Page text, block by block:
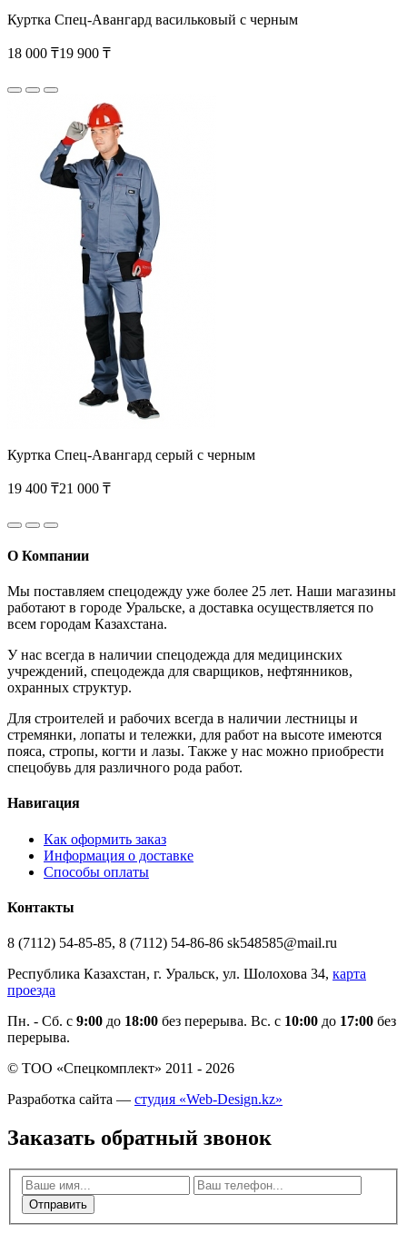
Куртка Спец-Авангард васильковый с черным
18 000 ₸19 900 ₸
Куртка Спец-Авангард серый с черным
19 400 ₸21 000 ₸
О Компании
Мы поставляем спецодежду уже более 25 лет. Наши магазины
работают в городе Уральске, а доставка осуществляется по
всем городам Казахстана.
У нас всегда в наличии спецодежда для медицинских
учреждений, спецодежда для сварщиков, нефтянников,
охранных структур.
Для строителей и рабочих всегда в наличии лестницы и
стремянки, лопаты и тележки, для работ на высоте имеются
пояса, стропы, когти и лазы. Также у нас можно приобрести
спецобувь для различного рода работ.
Навигация
Как оформить заказ
Информация о доставке
Способы оплаты
Контакты
8 (7112) 54-85-85, 8 (7112) 54-86-86 sk548585@mail.ru
Республика Казахстан, г. Уральск, ул. Шолохова 34, карта
проезда
Пн. - Cб. с 9:00 до 18:00 без перерыва. Вс. с 10:00 до 17:00 без
перерыва.
© ТОО «Спецкомплект» 2011 - 2026
Разработка сайта — студия «Web-Design.kz»
Заказать обратный звонок
Отправить